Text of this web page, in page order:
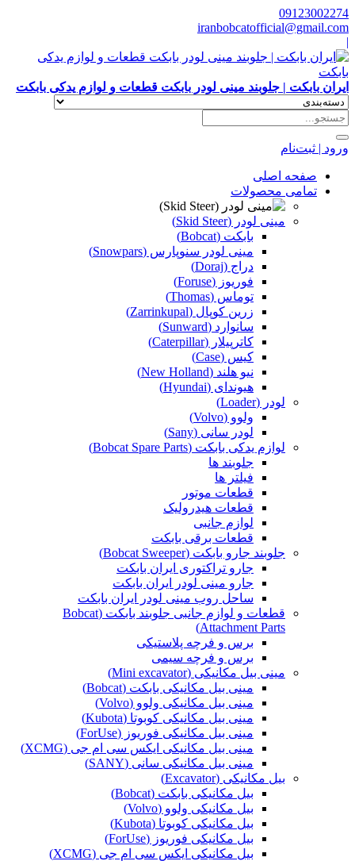
09123002274
iranbobcatofficial@gmail.com
|
ایران بابکت | جلوبند مینی لودر بابکت قطعات و لوازم یدکی بابکت
ورود | ثبت‌نام
صفحه اصلی
تمامی محصولات
مینی لودر (Skid Steer)
بابکت (Bobcat)
مینی لودر سنوپارس (Snowpars)
دراج (Doraj)
فوریوز (Foruse)
توماس (Thomas)
زرین کوپال (Zarrinkupal)
سانوارد (Sunward)
کاترپیلار (Caterpillar)
کیس (Case)
نیو هلند (New Holland)
هیوندای (Hyundai)
لودر (Loader)
ولوو (Volvo)
لودر سانی (Sany)
لوازم یدکی بابکت (Bobcat Spare Parts)
جلوبند ها
فیلتر ها
قطعات موتور
قطعات هیدرولیک
لوازم جانبی
قطعات برقی بابکت
جلوبند جارو بابکت (Bobcat Sweeper)
جارو تراکتوری ایران بابکت
جارو مینی لودر ایران بابکت
ساحل روب مینی لودر ایران بابکت
قطعات و لوازم جانبی جلوبند بابکت (Bobcat
Attachment Parts)
برس و فرچه پلاستیکی
برس و فرچه سیمی
مینی بیل مکانیکی (Mini excavator)
مینی بیل مکانیکی بابکت (Bobcat)
مینی بیل مکانیکی ولوو (Volvo)
مینی بیل مکانیکی کوبوتا (Kubota)
مینی بیل مکانیکی فوریوز (ForUse)
مینی بیل مکانیکی ایکس سی ام جی (XCMG)
مینی بیل مکانیکی سانی (SANY)
بیل مکانیکی (Excavator)
بیل مکانیکی بابکت (Bobcat)
بیل مکانیکی ولوو (Volvo)
بیل مکانیکی کوبوتا (Kubota)
بیل مکانیکی فوریوز (ForUse)
بیل مکانیکی ایکس سی ام جی (XCMG)